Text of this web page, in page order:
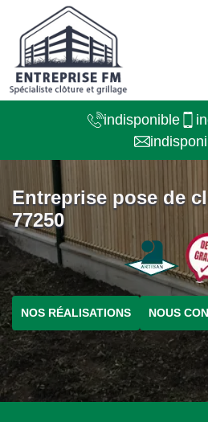
indisponible
Entreprise pose de
77250
NOS RÉALISATIONS NOUS